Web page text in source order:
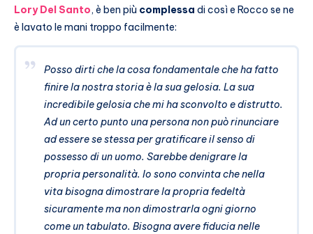
Lory Del Santo, è ben più complessa di così e Rocco se ne
è lavato le mani troppo facilmente:
Posso dirti che la cosa fondamentale che ha fatto
finire la nostra storia è la sua gelosia. La sua
incredibile gelosia che mi ha sconvolto e distrutto.
Ad un certo punto una persona non può rinunciare
ad essere se stessa per gratificare il senso di
possesso di un uomo. Sarebbe denigrare la
propria personalità. Io sono convinta che nella
vita bisogna dimostrare la propria fedeltà
sicuramente ma non dimostrarla ogni giorno
come un tabulato. Bisogna avere fiducia nelle